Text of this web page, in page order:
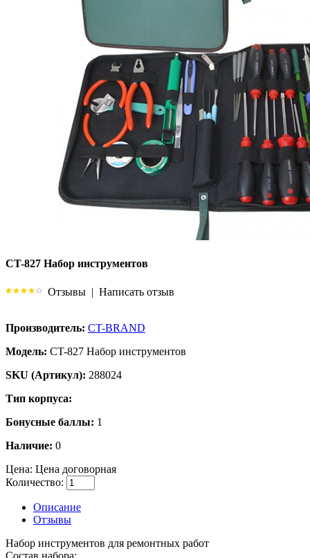
CT-827 Набор инструментов
Отзывы | Написать отзыв
Производитель: CT-BRAND
Модель: CT-827 Набор инструментов
SKU (Артикул): 288024
Тип корпуса:
Бонусные баллы: 1
Наличие: 0
Цена: Цена договорная
Количество:
Описание
Отзывы
Набор инструментов для ремонтных работ
Состав набора: